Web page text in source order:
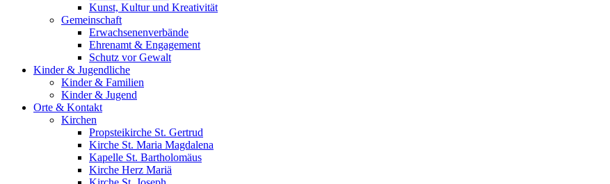
Kunst, Kultur und Kreativität
Gemeinschaft
Erwachsenenverbände
Ehrenamt & Engagement
Schutz vor Gewalt
Kinder & Jugendliche
Kinder & Familien
Kinder & Jugend
Orte & Kontakt
Kirchen
Propsteikirche St. Gertrud
Kirche St. Maria Magdalena
Kapelle St. Bartholomäus
Kirche Herz Mariä